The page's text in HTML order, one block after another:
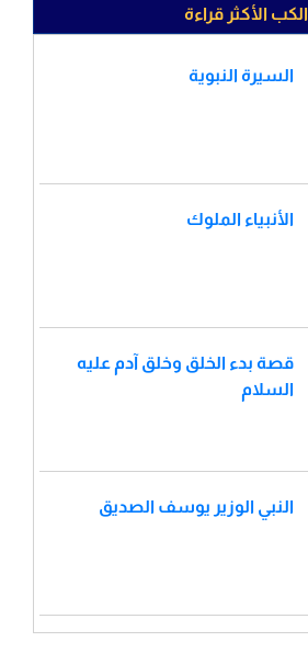
الكب الأكثر قراءة
السيرة النبوية
الأنبياء الملوك
قصة بدء الخلق وخلق آدم عليه
السلام
النبي الوزير يوسف الصديق